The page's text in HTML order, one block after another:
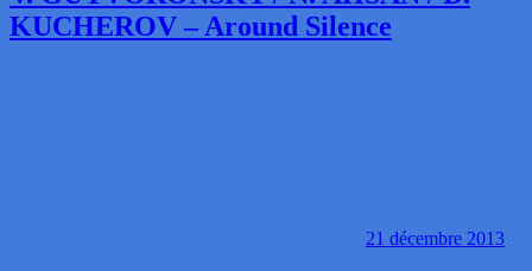
KUCHEROV – Around Silence
21 décembre 2013